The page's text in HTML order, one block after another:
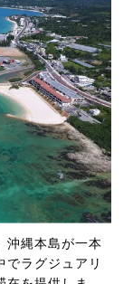
沖縄本島が一本
でラグジュアリ